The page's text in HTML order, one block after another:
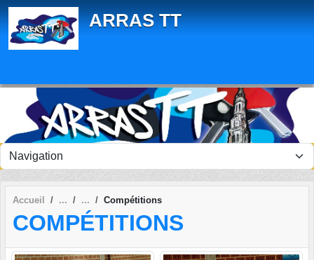
ARRAS TT
Accueil Compétitions
COMPÉTITIONS
Panneau de gestion des cookies